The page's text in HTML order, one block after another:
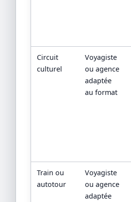
Circuit
culturel
Voyagiste
ou agence
adaptée
au format
Train ou
autotour
Voyagiste
ou agence
adaptée